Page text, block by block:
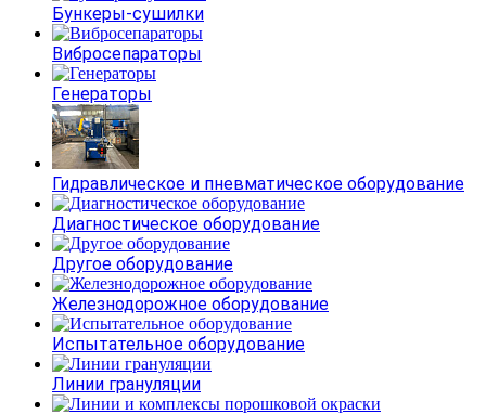
Бункеры-сушилки
Вибросепараторы
Генераторы
Гидравлическое и пневматическое оборудование
Диагностическое оборудование
Другое оборудование
Железнодорожное оборудование
Испытательное оборудование
Линии грануляции